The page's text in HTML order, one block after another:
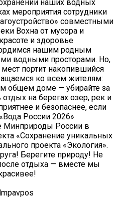
наших водных
мероприятия сотрудники
совместными
Вохна от мусора и
и здоровье
нашим родным
водными просторами. Но,
портит накопившийся
ко всем жителям:
общем доме — убирайте за
на берегах озер, рек и
и безопаснее, если
России 2026»
Минприроды России в
«Сохранение уникальных
проекта «Экология».
Берегите природу! Не
отдыха — вместе мы